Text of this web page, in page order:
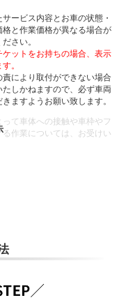
ービス内容とお車の状態・
と作業価格が異なる場合が
さい。
ットをお持ちの場合、表示
。
により取付ができない場合
しかねますので、必ず車両
ますようお願い致します。
て車体への接触や車枠やフ
作業については、お受けい